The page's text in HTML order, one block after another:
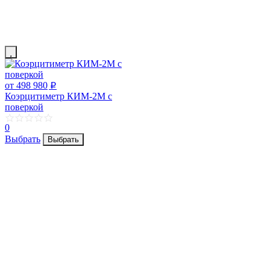
от 498 980 p
Коэрцитиметр КИМ-2М с
поверкой
0
Выбрать
Выбрать